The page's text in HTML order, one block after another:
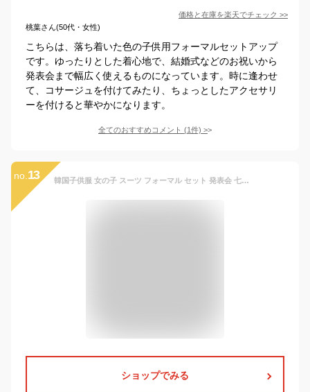
価格と在庫を楽天でチェック >>
桃葉さん(50代・女性)
こちらは、落ち着いた色の子供用フォーマルセットアップ
です。ゆったりとした着心地で、結婚式などのお祝いから
発表会まで幅広く使えるものになっています。時に逢わせ
て、コサージュを付けてみたり、ちょっとしたアクセサリ
ーを付けると華やかになります。
全てのおすすめコメント (1件) >
no. 13 韓国子供服 女の子 スーツ フォーマル セット 発表会 七五三 入学式 卒業式 おしゃれ キッズ ガールズ 長袖トップス ベスト パンツ 上下セット 学生 記念日 イベント 誕生日 ブラック ページュ ブルー セットアップ お洒落 お祝い お呼ばれ 春 秋 スーツ 120-170
ショップでみる